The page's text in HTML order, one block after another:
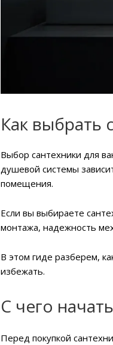
Как выбрать
Выбор сантехники для
душевой системы
помещения.
Если вы выбираете
монтажа, надежность
В этом гиде разберем,
избежать.
С чего
Перед покупкой